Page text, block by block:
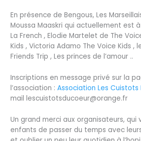
En présence de Bengous, Les
Moussa Maaskri qui actuellement est
La French , Elodie Martelet de The
Kids , Victoria Adamo The Voice Kids ,
Friends Trip , Les princes de l’amour ..
Inscriptions en message privé sur la
l’association :Association Les Cuistots
mail lescuistotsducoeur@orange.fr
Un grand merci aux organisateurs,
enfants de passer du temps avec